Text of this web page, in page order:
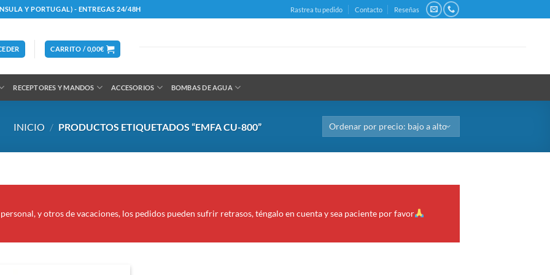
Y PORTUGAL) - ENTREGAS 24/48H Rastrea tu pedido Contacto Reseñas
CARRITO /0,00€
RECEPTORES Y MANDOS ACCESORIOS BOMBAS DE AGUA
INICIO / PRODUCTOS ETIQUETADOS “EMFA CU-800”
y otros de vacaciones, los pedidos pueden sufrir retrasos, téngalo en cuenta y sea paciente por favor